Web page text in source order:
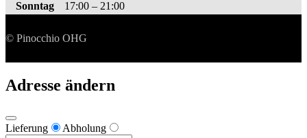
Sonntag
17:00 – 21:00
© Pinocchio OHG
Adresse ändern
Lieferung Abholung